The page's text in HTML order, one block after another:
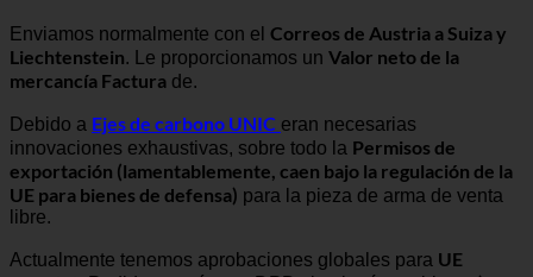
Enviamos normalmente con el Correos de Austria a Suiza y
Liechtenstein. Le proporcionamos un Valor neto de la
mercancía Factura de.
Debido a Ejes de carbono UNIC eran necesarias
innovaciones exhaustivas, sobre todo la Permisos de
exportación (lamentablemente, caen bajo la regulación de la
UE para bienes de defensa) para la pieza de arma de venta
libre.
Actualmente tenemos aprobaciones globales para UE